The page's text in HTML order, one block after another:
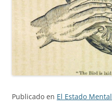
Publicado en El Estado Mental